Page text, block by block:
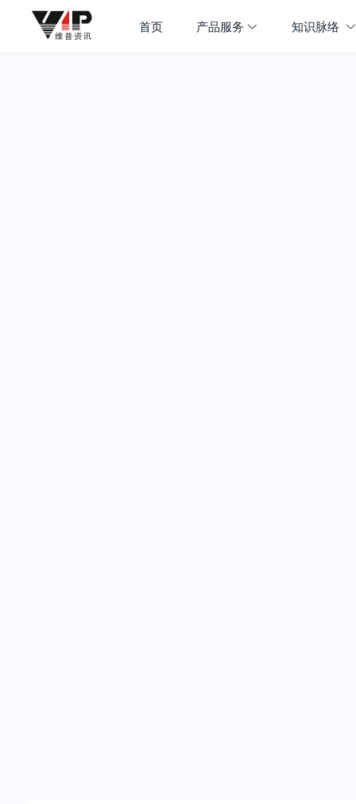
首页 产品服务 知识脉络